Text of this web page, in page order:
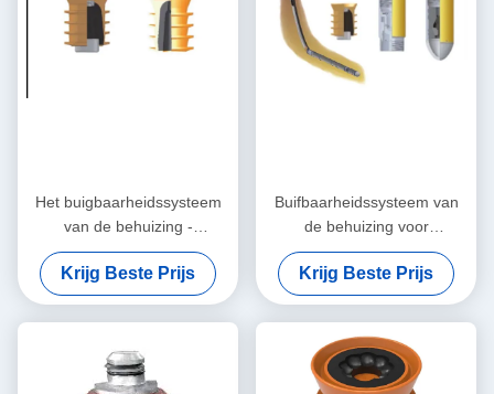
Het buigbaarheidssysteem
van de behuizing -
aanpasbaar ontwerp
Krijg Beste Prijs
Buifbaarheidssysteem van
de behuizing voor
diepwateractiviteiten
Krijg Beste Prijs